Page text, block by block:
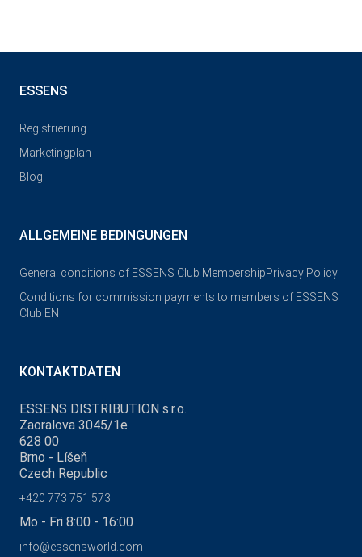
ESSENS
Registrierung
Marketingplan
Blog
ALLGEMEINE BEDINGUNGEN
General conditions of ESSENS Club MembershipPrivacy Policy
Conditions for commission payments to members of ESSENS
Club EN
KONTAKTDATEN
ESSENS DISTRIBUTION s.r.o.
Zaoralova 3045/1e
628 00
Brno - Líšeň
Czech Republic
+420 773 751 573
Mo - Fri 8:00 - 16:00
info@essensworld.com